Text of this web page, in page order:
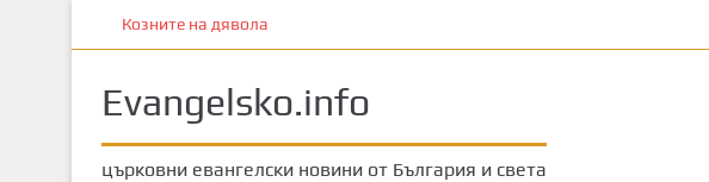
Козните на дявола
Evangelsko.info
църковни евангелски новини от България и света